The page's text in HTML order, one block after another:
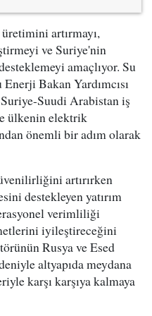
artırmayı,
ve Suriye'nin
amaçlıyor. Su
Bakan Yardımcısı
Suudi Arabistan iş
ülkenin elektrik
önemli bir adım olarak
artırırken
destekleyen yatırım
verimliliği
iyileştireceğini
Rusya ve Esed
altyapıda meydana
karşı karşıya kalmaya